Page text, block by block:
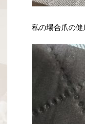
私の場合爪の健